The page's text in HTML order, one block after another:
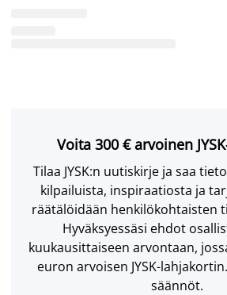
Voita 300 € arvoinen
Tilaa JYSK:n uutiskirje ja saa
kilpailuista, inspiraatiosta ja
räätälöidään henkilökohtaisten
Hyväksyessäsi ehdot
kuukausittaiseen arvontaan,
euron arvoisen JYSK-
säännöt.